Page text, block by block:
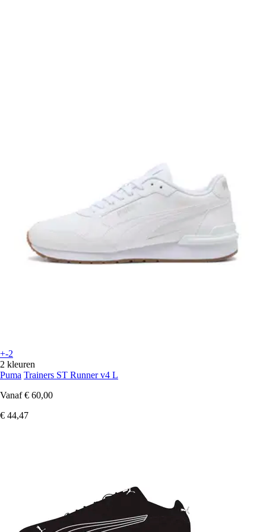
+-2
2 kleuren
Puma Trainers ST Runner v4 L
Vanaf € 60,00
€ 44,47